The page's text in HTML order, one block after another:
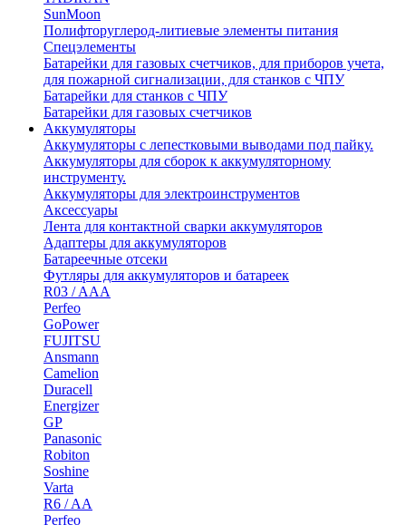
SunMoon
Полифторуглерод-литиевые элементы питания
Спецэлементы
Батарейки для газовых счетчиков, для приборов учета,
для пожарной сигнализации, для станков с ЧПУ
Батарейки для станков с ЧПУ
Батарейки для газовых счетчиков
Аккумуляторы
Аккумуляторы с лепестковыми выводами под пайку.
Аккумуляторы для сборок к аккумуляторному
инструменту.
Аккумуляторы для электроинструментов
Аксессуары
Лента для контактной сварки аккумуляторов
Адаптеры для аккумуляторов
Батареечные отсеки
Футляры для аккумуляторов и батареек
R03 / AAA
Perfeo
GoPower
FUJITSU
Ansmann
Camelion
Duracell
Energizer
GP
Panasonic
Robiton
Soshine
Varta
R6 / AA
Perfeo